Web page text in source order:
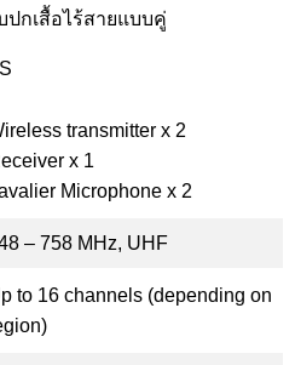
transmitter x 2
x 1
Microphone x 2
– 758 MHz, UHF
to 16 channels (depending on